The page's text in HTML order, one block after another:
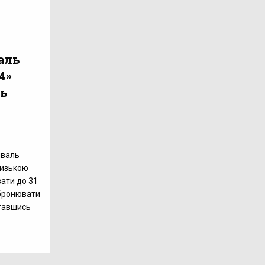
до 31